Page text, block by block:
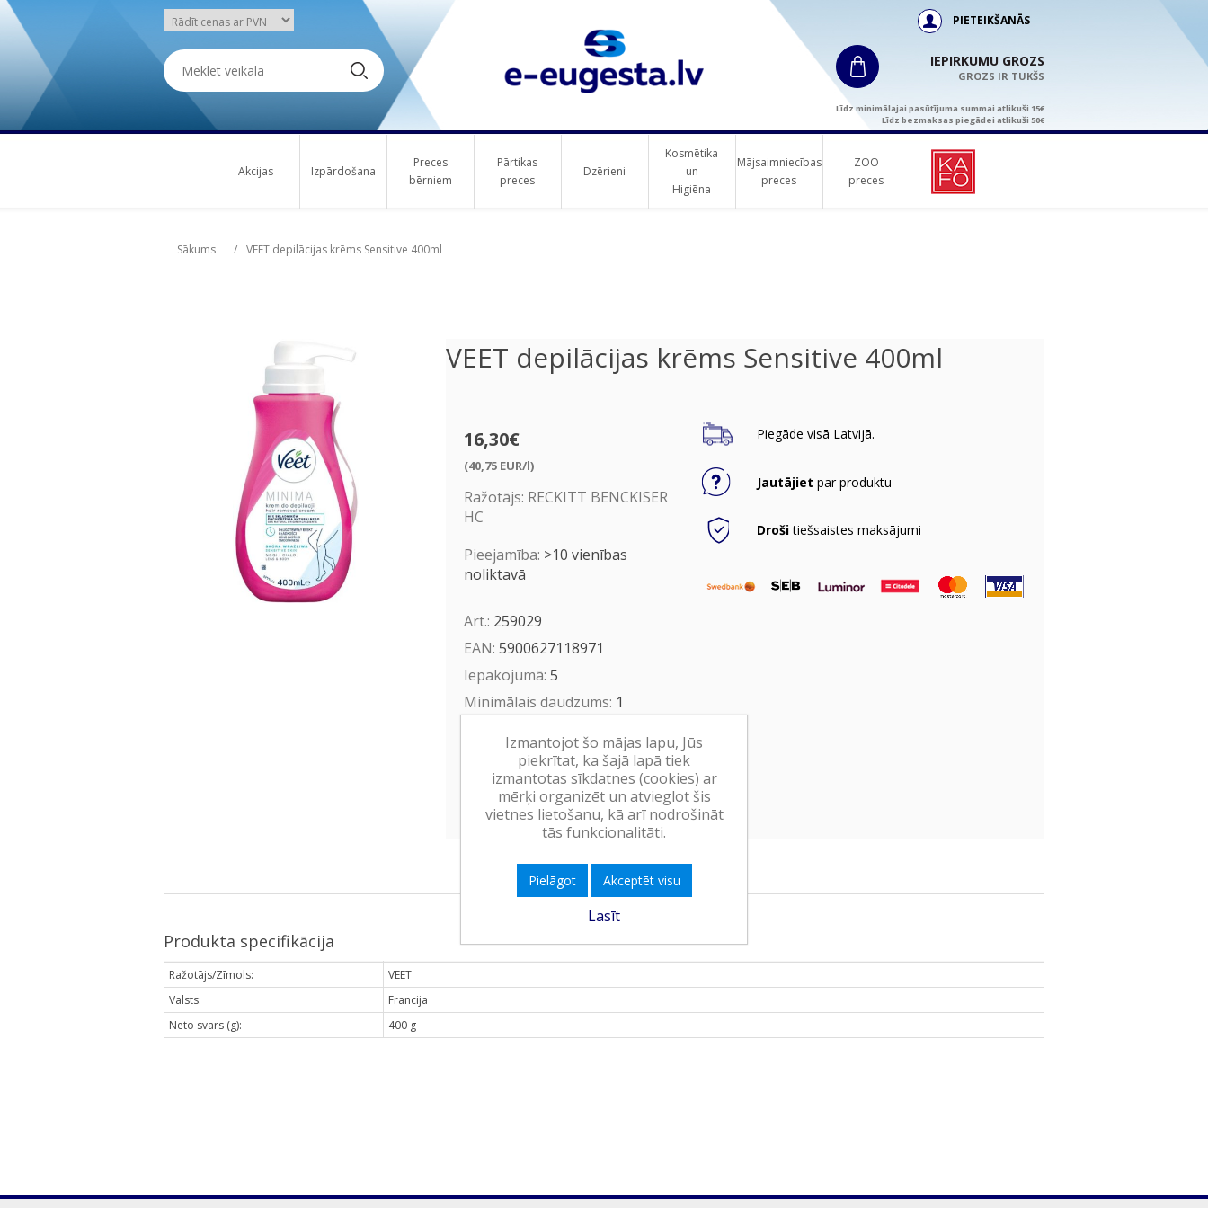
PIETEIKŠANĀS
IEPIRKUMU GROZS
GROZS IR TUKŠS
Līdz minimālajai pasūtījuma summai atlikuši 15€
Līdz bezmaksas piegādei atlikuši 50€
Akcijas Izpārdošana
Preces
bērniem
Pārtikas
preces
Dzērieni
Kosmētika
un
Higiēna
Mājsaimniecības
preces
ZOO
preces
Sākums / VEET depilācijas krēms Sensitive 400ml
VEET depilācijas krēms Sensitive 400ml
16,30€
(40,75 EUR/l)
Ražotājs: RECKITT BENCKISER
HC
Pieejamība: >10 vienības
noliktavā
Art.: 259029
EAN: 5900627118971
Iepakojumā: 5
Minimālais daudzums: 1
termiņš:31.03.2029
Ielikt grozā
Piegāde visā Latvijā.
Jautājiet par produktu
Drošitiešsaistes maksājumi
Produkta specifikācija
Ražotājs/Zīmols:
VEET
Valsts:
Francija
Neto svars (g):
400 g
Izmantojot šo mājas lapu, Jūs
piekrītat, ka šajā lapā tiek
izmantotas sīkdatnes (cookies) ar
mērķi organizēt un atvieglot šis
vietnes lietošanu, kā arī nodrošināt
tās funkcionalitāti.
Pielāgot Akceptēt visu
Lasīt